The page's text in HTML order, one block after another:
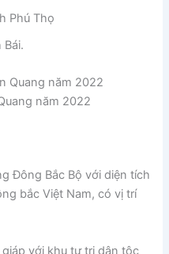
Phú Thọ
Bái.
năm 2022
Đông Bắc Bộ với diện tích
bắc Việt Nam, có vị trí
với khu tự trị dân tộc